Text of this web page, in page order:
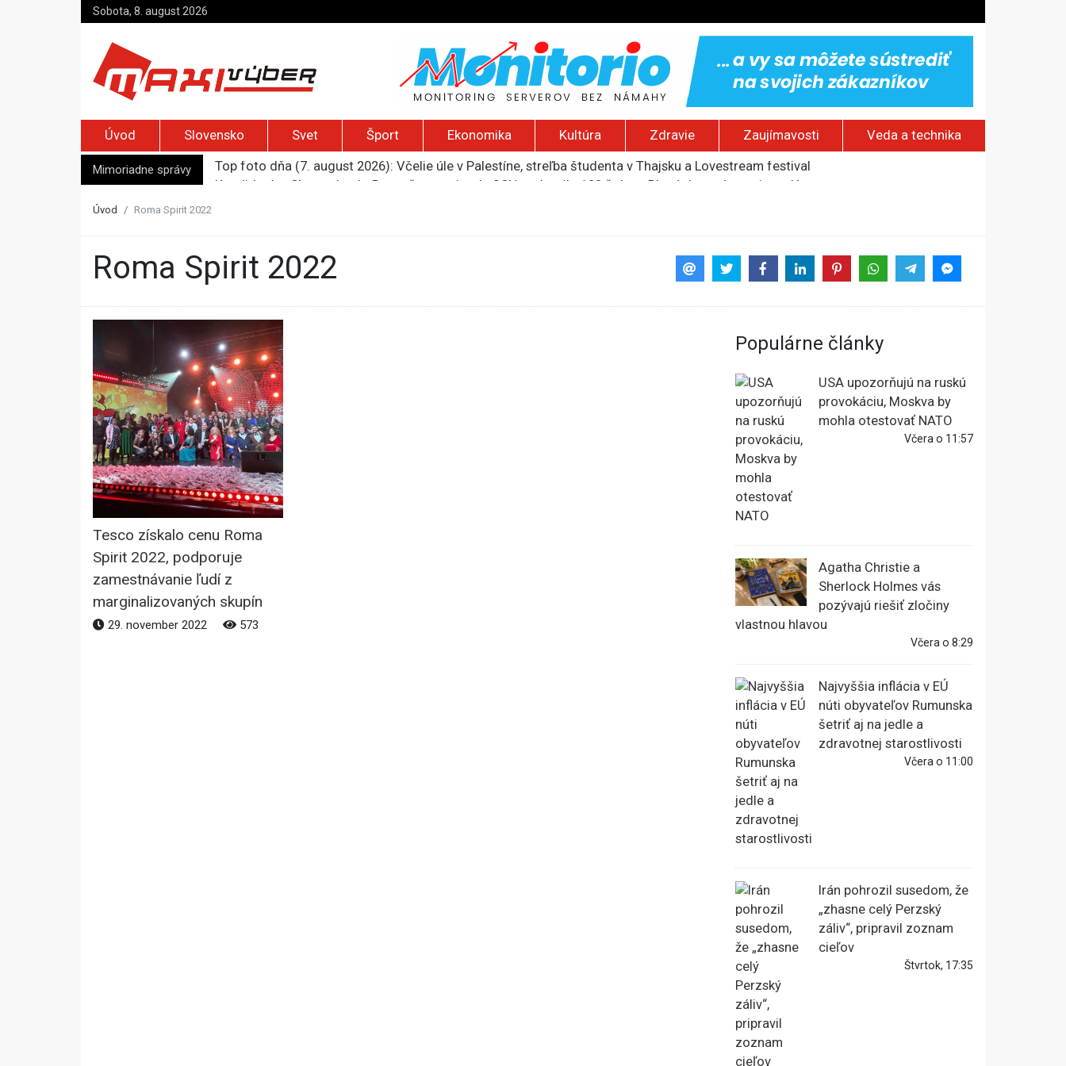
Sobota, 8. august 2026
Úvod Slovensko Svet Šport Ekonomika Kultúra Zdravie Zaujímavosti Veda a technika
Mimoriadne správy
Top foto dňa (7. august 2026): Včelie úle v Palestíne, streľba študenta v Thajsku a Lovestream festival
Kandidatúru Slovenska do Bezpečnostnej rady OSN podporilo 123 štátov, Blanár hovorí o prejave dôvery
Úvod Roma Spirit 2022
Roma Spirit 2022
Tesco získalo cenu Roma
Spirit 2022, podporuje
zamestnávanie ľudí z
marginalizovaných skupín
29. november 2022 573
Populárne články
USA upozorňujú na ruskú
provokáciu, Moskva by
mohla otestovať NATO
Včera o 11:57
Agatha Christie a
Sherlock Holmes vás
pozývajú riešiť zločiny
vlastnou hlavou
Včera o 8:29
Najvyššia inflácia v EÚ
núti obyvateľov Rumunska
šetriť aj na jedle a
zdravotnej starostlivosti
Včera o 11:00
Irán pohrozil susedom, že
„zhasne celý Perzský
záliv“, pripravil zoznam
cieľov
Štvrtok, 17:35